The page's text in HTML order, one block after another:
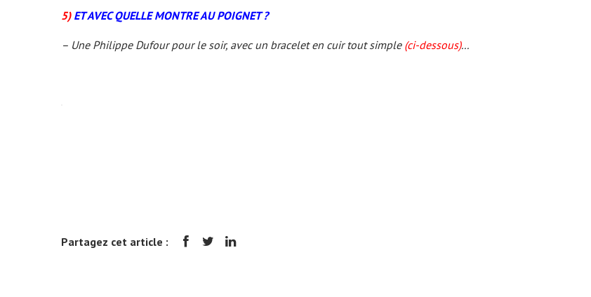
5) ET AVEC QUELLE MONTRE AU POIGNET ?
– Une Philippe Dufour pour le soir, avec un bracelet en cuir tout simple (ci-dessous)...
Partagez cet article :